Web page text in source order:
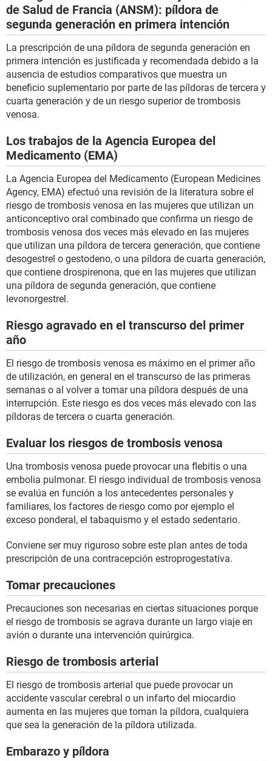
de Salud de Francia (ANSM): píldora de
segunda generación en primera intención
La prescripción de una píldora de segunda generación en
primera intención es justificada y recomendada debido a la
ausencia de estudios comparativos que muestra un
beneficio suplementario por parte de las píldoras de tercera y
cuarta generación y de un riesgo superior de trombosis
venosa.
Los trabajos de la Agencia Europea del
Medicamento (EMA)
La Agencia Europea del Medicamento (European Medicines
Agency, EMA) efectuó una revisión de la literatura sobre el
riesgo de trombosis venosa en las mujeres que utilizan un
anticonceptivo oral combinado que confirma un riesgo de
trombosis venosa dos veces más elevado en las mujeres
que utilizan una píldora de tercera generación, que contiene
desogestrel o gestodeno, o una píldora de cuarta generación,
que contiene drospirenona, que en las mujeres que utilizan
una píldora de segunda generación, que contiene
levonorgestrel.
Riesgo agravado en el transcurso del primer
año
El riesgo de trombosis venosa es máximo en el primer año
de utilización, en general en el transcurso de las primeras
semanas o al volver a tomar una píldora después de una
interrupción. Este riesgo es dos veces más elevado con las
píldoras de tercera o cuarta generación.
Evaluar los riesgos de trombosis venosa
Una trombosis venosa puede provocar una flebitis o una
embolia pulmonar. El riesgo individual de trombosis venosa
se evalúa en función a los antecedentes personales y
familiares, los factores de riesgo como por ejemplo el
exceso ponderal, el tabaquismo y el estado sedentario.
Conviene ser muy riguroso sobre este plan antes de toda
prescripción de una contracepción estroprogestativa.
Tomar precauciones
Precauciones son necesarias en ciertas situaciones porque
el riesgo de trombosis se agrava durante un largo viaje en
avión o durante una intervención quirúrgica.
Riesgo de trombosis arterial
El riesgo de trombosis arterial que puede provocar un
accidente vascular cerebral o un infarto del miocardio
aumenta en las mujeres que toman la píldora, cualquiera
que sea la generación de la píldora utilizada.
Embarazo y píldora